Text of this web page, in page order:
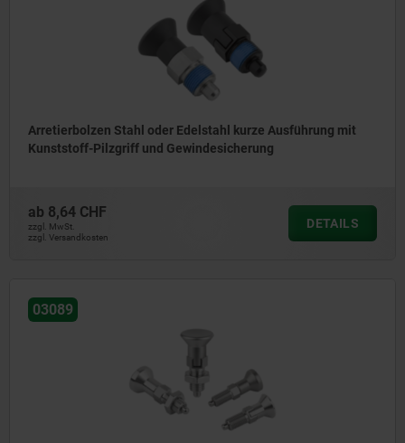
Arretierbolzen Stahl oder Edelstahl kurze Ausführung mit
Kunststoff-Pilzgriff und Gewindesicherung
ab 8,64 CHF
zzgl. MwSt.
zzgl. Versandkosten
DETAILS
03089